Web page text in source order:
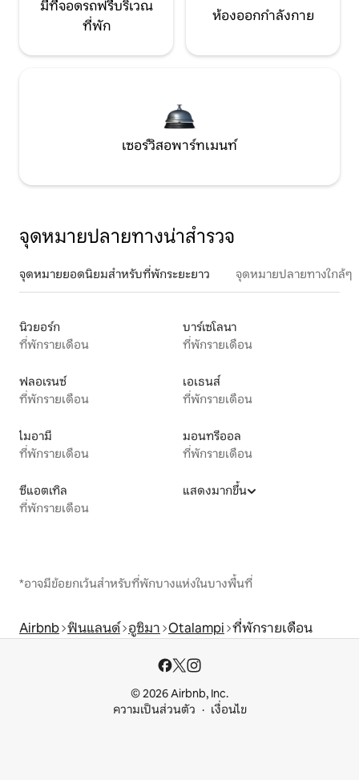
มีที่จอดรถฟรีบริเวณ
ที่พัก
ห้องออกกำลังกาย
เซอร์วิสอพาร์ทเมนท์
จุดหมายปลายทางน่าสำรวจ
จุดหมายยอดนิยมสำหรับที่พักระยะยาว จุดหมายปลายทางใกล้ๆ
นิวยอร์ก
ที่พักรายเดือน
บาร์เซโลนา
ที่พักรายเดือน
ฟลอเรนซ์
ที่พักรายเดือน
เอเธนส์
ที่พักรายเดือน
ไมอามี
ที่พักรายเดือน
มอนทรีออล
ที่พักรายเดือน
ซีแอตเทิล
ที่พักรายเดือน
แสดงมากขึ้น
*อาจมีข้อยกเว้นสำหรับที่พักบางแห่งในบางพื้นที่
Airbnb ฟินแลนด์ อูซิมา Otalampi ที่พักรายเดือน
© 2026 Airbnb, Inc.
ความเป็นส่วนตัว
เงื่อนไข